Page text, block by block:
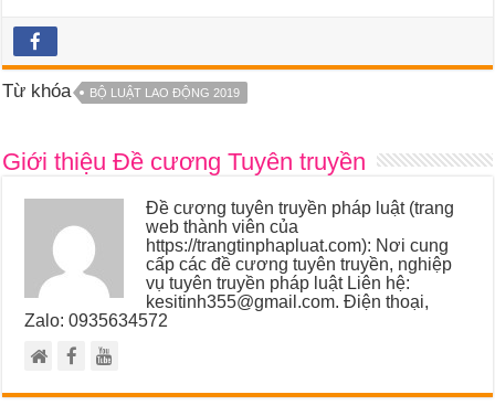
Từ khóa BỘ LUẬT LAO ĐỘNG 2019
Giới thiệu Đề cương Tuyên truyền
Đề cương tuyên truyền pháp luật (trang
web thành viên của
https://trangtinphapluat.com): Nơi cung
cấp các đề cương tuyên truyền, nghiệp
vụ tuyên truyền pháp luật Liên hệ:
kesitinh355@gmail.com. Điện thoại,
Zalo: 0935634572